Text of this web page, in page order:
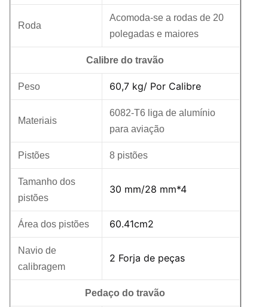
Roda
Acomoda-se a rodas de 20
polegadas e maiores
Calibre do travão
Peso 60,7 kg/ Por Calibre
Materiais
6082-T6 liga de alumínio
para aviação
Pistões 8 pistões
Tamanho dos
pistões
30 mm/28 mm*4
Área dos pistões 60.41cm2
Navio de
calibragem
2 Forja de peças
Pedaço do travão